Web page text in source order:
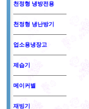
천정형 냉방전용
천정형 냉난방기
업소용냉장고
제습기
메이커별
재빙기